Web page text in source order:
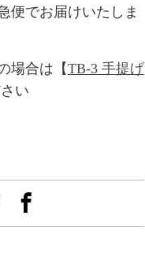
便でお届けいたしま
場合は【TB-3 手提げ
い